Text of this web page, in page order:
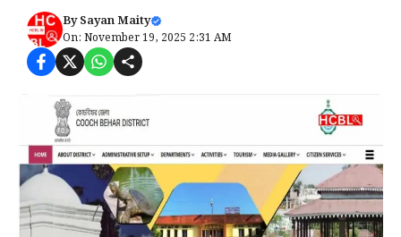
BySayan Maity
On: November 19, 2025 2:31 AM